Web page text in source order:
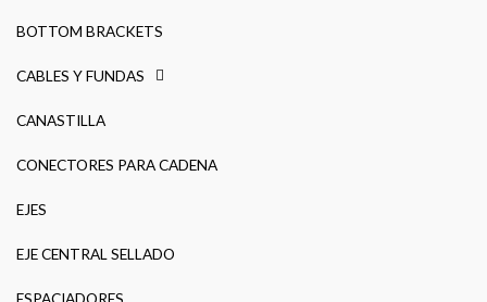
BOTTOM BRACKETS
CABLES Y FUNDAS
CANASTILLA
CONECTORES PARA CADENA
EJES
EJE CENTRAL SELLADO
ESPACIADORES